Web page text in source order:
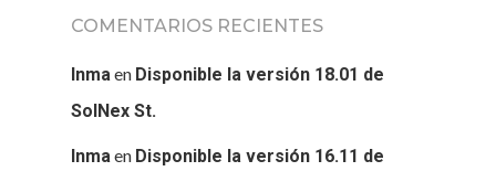
COMENTARIOS RECIENTES
Inmaen Disponible la versión 18.01 de
SolNex St.
Inmaen Disponible la versión 16.11 de
BLOG